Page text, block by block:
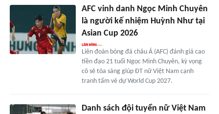
AFC vinh danh Ngọc Minh Chuyên
là người kế nhiệm Huỳnh Như tại
Asian Cup 2026
Liên đoàn bóng đá châu Á (AFC) đánh giá cao
tiền đạo 21 tuổi Ngọc Minh Chuyên, kỳ vọng
cô sẽ tỏa sáng giúp ĐT nữ Việt Nam cạnh
tranh tấm vé dự World Cup 2027.
Danh sách đội tuyển nữ Việt Nam